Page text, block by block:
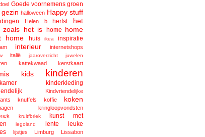
Goede voornemens groen
halloween Happy stuff
Helen b herfst
het
zoals het is
home home
home
huis ikea inspiratie
interieur internetshops
italië jaaroverzicht juwelen
kattekwaad kerstkaart
kids kinderen
kinderkleding
Kindvriendelijke
knuffels koffie koken
kringloopvondsten
kruitfbriek
kunst met
legoland lente
leuke
lijstjes Limburg
Lissabon